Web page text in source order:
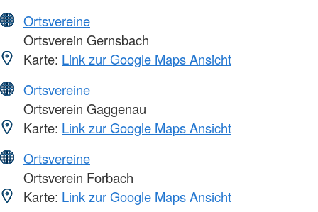
Ortsvereine
Ortsverein Gernsbach
Karte: Link zur Google Maps Ansicht
Ortsvereine
Ortsverein Gaggenau
Karte: Link zur Google Maps Ansicht
Ortsvereine
Ortsverein Forbach
Karte: Link zur Google Maps Ansicht